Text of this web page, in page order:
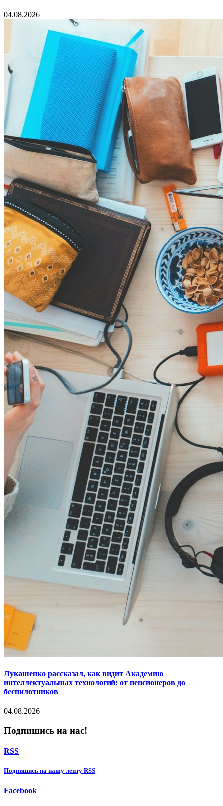
04.08.2026
Лукашенко рассказал, как видит Академию
интеллектуальных технологий: от пенсионеров до
беспилотников
04.08.2026
Подпишись на нас!
RSS
Подпишиcь на нашу ленту RSS
Facebook